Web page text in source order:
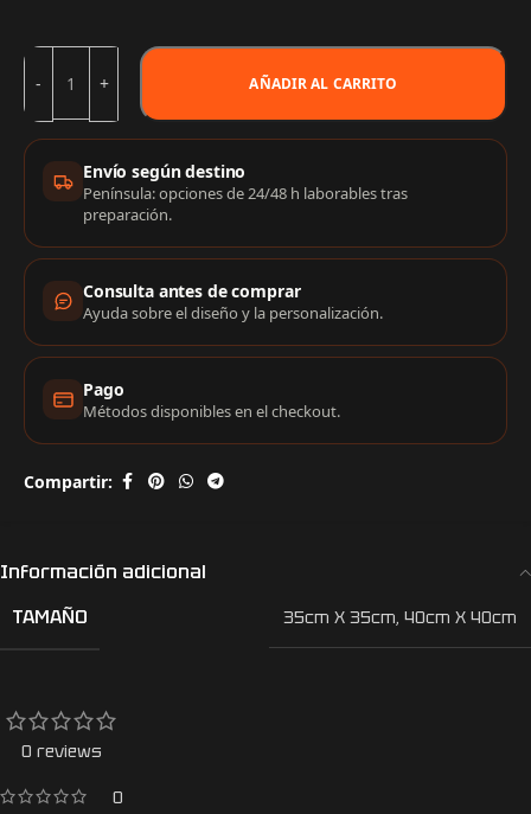
AÑADIR AL CARRITO
Información de compra
Envío según destino
Península: opciones de 24/48 h laborables tras
preparación.
Consulta antes de comprar
Ayuda sobre el diseño y la personalización.
Pago
Métodos disponibles en el checkout.
Compartir:
Información adicional
TAMAÑO
35cm X 35cm, 40cm X 40cm
0 reviews
0